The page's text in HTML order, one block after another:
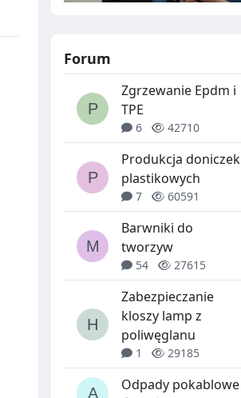
Forum
Zgrzewanie Epdm i
TPE
6 42710
Produkcja doniczek
plastikowych
7 60591
Barwniki do
tworzyw
54 27615
Zabezpieczanie
kloszy lamp z
poliwęglanu
1 29185
Odpady pokablowe